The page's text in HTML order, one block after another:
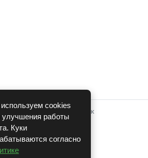
на системе для авторазборок
CARRO.БИЗНЕС
Полная версия
COPYRIGHT 2026 г.
cookies
улучшения работы
Куки
согласно